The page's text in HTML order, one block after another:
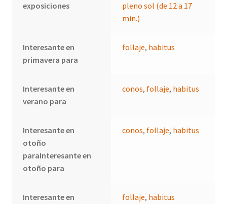
exposiciones
pleno sol (de 12 a 17
min.)
Interesante en
primavera para
follaje, habitus
Interesante en
verano para
conos, follaje, habitus
Interesante en
otoño
paraInteresante en
otoño para
conos, follaje, habitus
Interesante en
follaje, habitus